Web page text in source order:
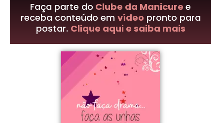
Faça parte do Clube da Manicure e
receba conteúdo em vídeo pronto para
postar. Clique aqui e saiba mais